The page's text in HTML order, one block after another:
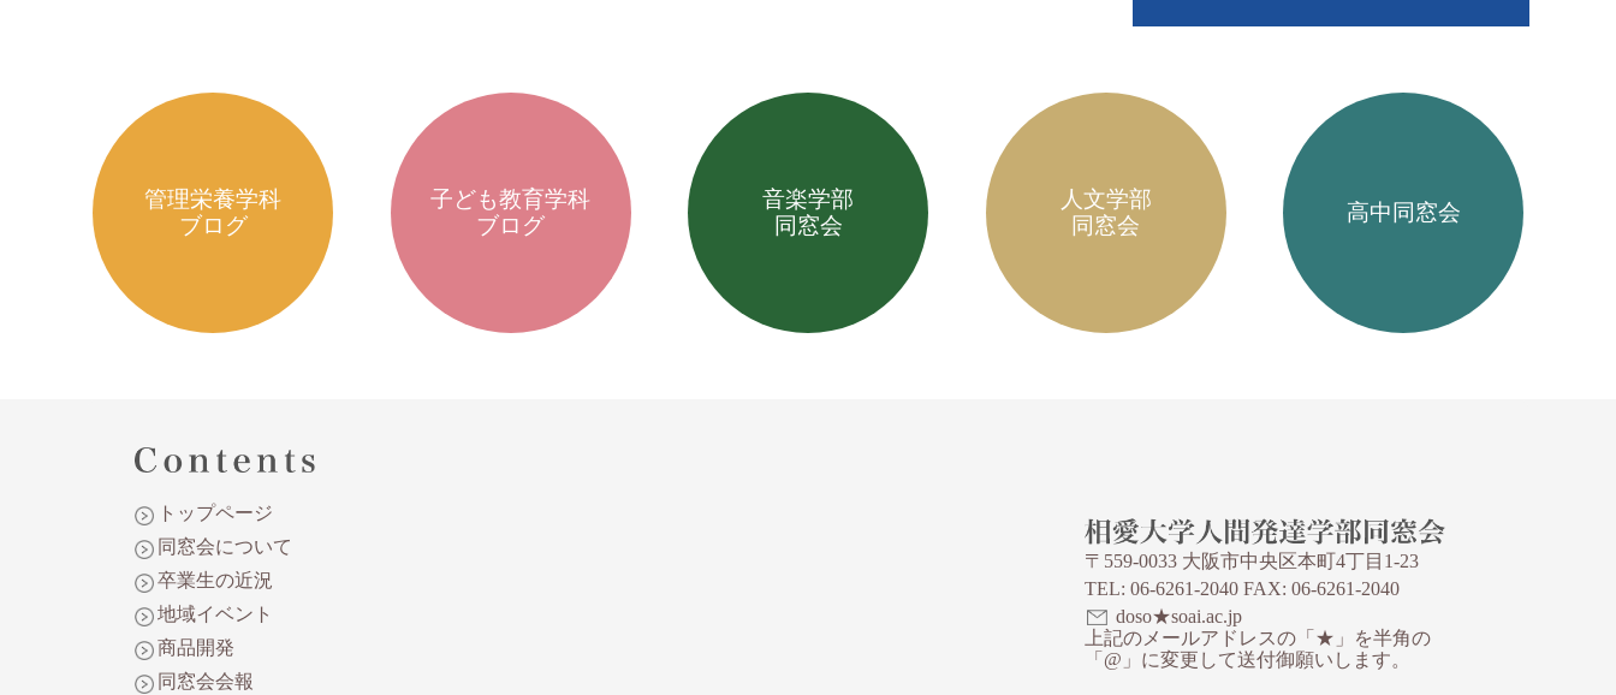
管理栄養学科
ブログ
子ども教育学科
ブログ
音楽学部
同窓会
人文学部
同窓会
高中同窓会
〒559-0033 大阪市中央区本町4丁目1-23
TEL: 06-6261-2040 FAX: 06-6261-2040
doso★soai.ac.jp
上記のメールアドレスの「★」を半角の
「@」に変更して送付御願いします。
トップページ
同窓会について
卒業生の近況
地域イベント
商品開発
同窓会会報